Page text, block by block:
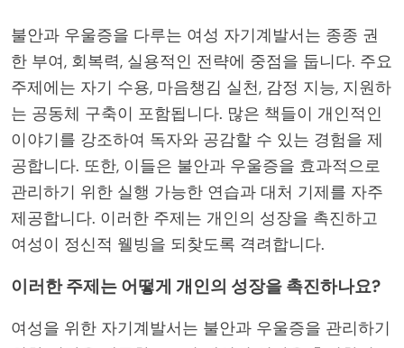
불안과 우울증을 다루는 여성 자기계발서는 종종 권
한 부여, 회복력, 실용적인 전략에 중점을 둡니다. 주요
주제에는 자기 수용, 마음챙김 실천, 감정 지능, 지원하
는 공동체 구축이 포함됩니다. 많은 책들이 개인적인
이야기를 강조하여 독자와 공감할 수 있는 경험을 제
공합니다. 또한, 이들은 불안과 우울증을 효과적으로
관리하기 위한 실행 가능한 연습과 대처 기제를 자주
제공합니다. 이러한 주제는 개인의 성장을 촉진하고
여성이 정신적 웰빙을 되찾도록 격려합니다.
이러한 주제는 어떻게 개인의 성장을 촉진하나요?
여성을 위한 자기계발서는 불안과 우울증을 관리하기